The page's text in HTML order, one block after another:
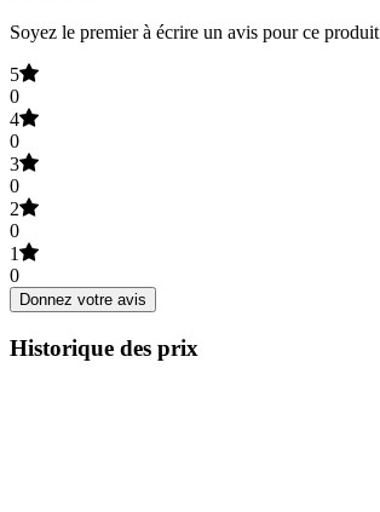
Soyez le premier à écrire un avis pour ce produit
5
0
4
0
3
0
2
0
1
0
Donnez votre avis
Historique des prix